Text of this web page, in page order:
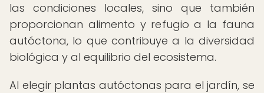
las condiciones locales, sino que también
proporcionan alimento y refugio a la fauna
autóctona, lo que contribuye a la diversidad
biológica y al equilibrio del ecosistema.
Al elegir plantas autóctonas para el jardín, se